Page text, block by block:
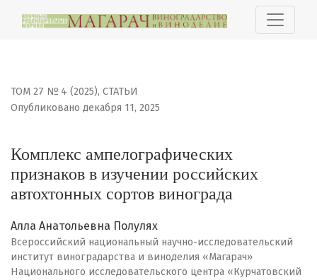
Комплекс ампелографических признаков в изучении
ТОМ 27 № 4 (2025), СТАТЬИ
Комплекс ампелографических
признаков в изучении российских
автохтонных сортов винограда
Опубликовано декабря 11, 2025
Алла Анатольевна Полулях
Всероссийский национальный научно-исследовательский
институт виноградарства и виноделия «Магарач»
Национального исследовательского центра «Курчатовский